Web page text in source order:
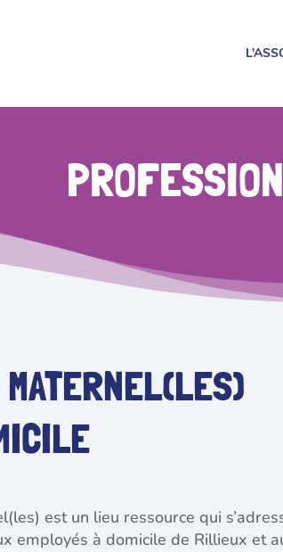
est un lieu ressource qui
employés à domicile de Rillieux et